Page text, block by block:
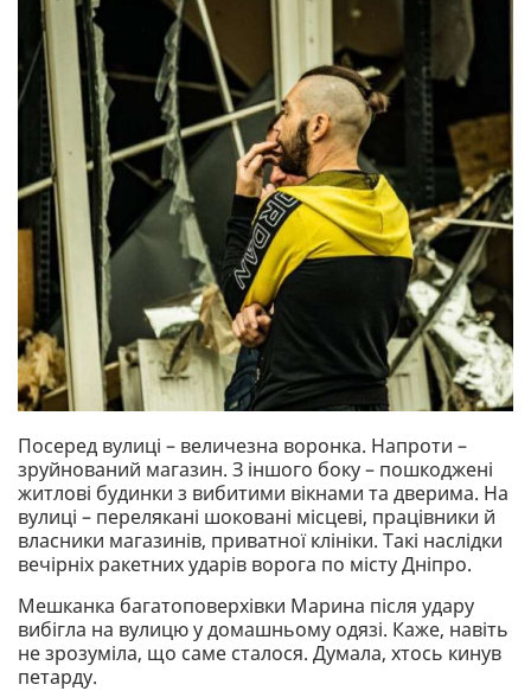
Посеред вулиці – величезна воронка. Напроти –
зруйнований магазин. З іншого боку – пошкоджені
житлові будинки з вибитими вікнами та дверима. На
вулиці – перелякані шоковані місцеві, працівники й
власники магазинів, приватної клініки. Такі наслідки
вечірніх ракетних ударів ворога по місту Дніпро.
Мешканка багатоповерхівки Марина після удару
вибігла на вулицю у домашньому одязі. Каже, навіть
не зрозуміла, що саме сталося. Думала, хтось кинув
петарду.